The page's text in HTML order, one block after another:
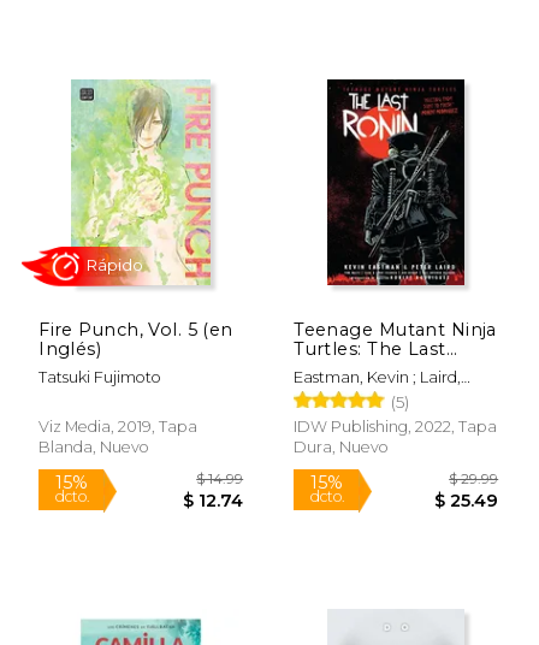
50%
dcto. $ 23.90
50%
dcto.
Rápido
Fire Punch, Vol. 5 (en
Inglés)
Tatsuki Fujimoto
Viz Media, 2019, Tapa
Blanda, Nuevo
Teenage Mutant Ninja
Turtles: The Last
Ronin (en Inglés)
Eastman, Kevin ; Laird,
Peter ; Waltz, Tom
(5)
IDW Publishing, 2022, Tapa
Dura, Nuevo